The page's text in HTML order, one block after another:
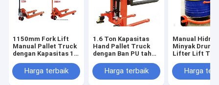
1150mm Fork Lift
Manual Pallet Truck
dengan Kapasitas 1
Harga terbaik
1.6 Ton Kapasitas
Hand Pallet Truck
dengan Ban PU tahan
Harga terbaik
Manual
Minyak Drum
Lifter Lift
Truck Manual
Jack
Harga